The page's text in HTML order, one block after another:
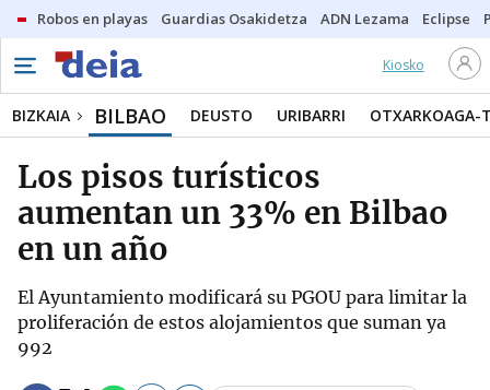
Robos en playas Guardias Osakidetza ADN Lezama Eclipse
Kiosko
BIZKAIA BILBAO DEUSTO URIBARRI OTXARKOAGA-
Los pisos turísticos
aumentan un 33% en Bilbao
en un año
El Ayuntamiento modificará su PGOU para limitar la
proliferación de estos alojamientos que suman ya
992